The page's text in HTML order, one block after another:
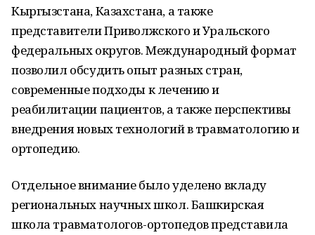
Кыргызстана, Казахстана, а также
представители Приволжского и Уральского
федеральных округов. Международный формат
позволил обсудить опыт разных стран,
современные подходы к лечению и
реабилитации пациентов, а также перспективы
внедрения новых технологий в травматологию и
ортопедию.
Отдельное внимание было уделено вкладу
региональных научных школ. Башкирская
школа травматологов-ортопедов представила